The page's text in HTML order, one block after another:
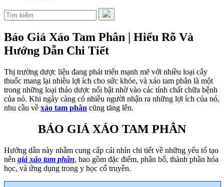
Báo Giá Xáo Tam Phân | Hiểu Rõ Và
Hướng Dẫn Chi Tiết
Thị trường dược liệu đang phát triển mạnh mẽ với nhiều loại cây
thuốc mang lại nhiều lợi ích cho sức khỏe, và xáo tam phân là một
trong những loại thảo dược nổi bật nhờ vào các tính chất chữa bệnh
của nó. Khi ngày càng có nhiều người nhận ra những lợi ích của nó,
nhu cầu về xáo tam phân cũng tăng lên.
BÁO GIÁ XÁO TAM PHÂN
Hướng dẫn này nhằm cung cấp cái nhìn chi tiết về những yếu tố tạo
nên giá xáo tam phân, bao gồm đặc điểm, phân bố, thành phần hóa
học, và ứng dụng trong y học cổ truyền.